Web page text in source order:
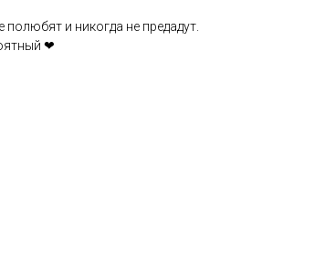
и никогда не предадут.
❤